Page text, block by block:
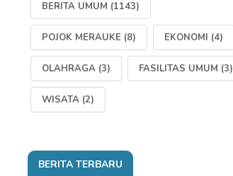
BERITA UMUM (1143)
POJOK MERAUKE (8) EKONOMI (4)
OLAHRAGA (3) FASILITAS UMUM (3)
WISATA (2)
BERITA TERBARU